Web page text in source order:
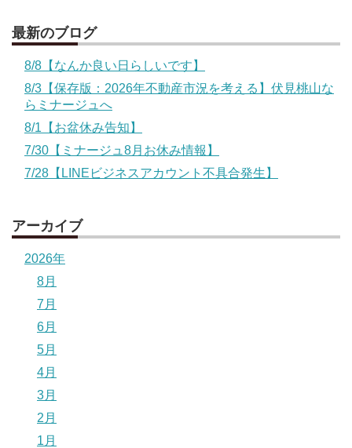
最新のブログ
8/8【なんか良い日らしいです】
8/3【保存版：2026年不動産市況を考える】伏見桃山な
らミナージュへ
8/1【お盆休み告知】
7/30【ミナージュ8月お休み情報】
7/28【LINEビジネスアカウント不具合発生】
アーカイブ
2026年
8月
7月
6月
5月
4月
3月
2月
1月